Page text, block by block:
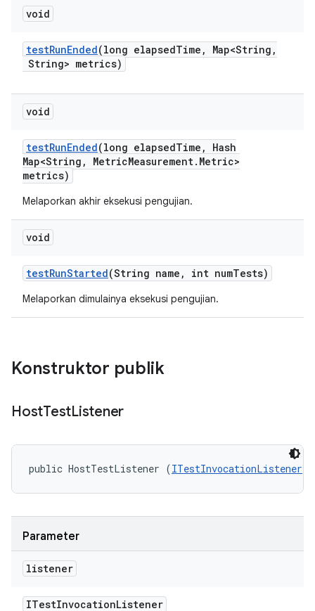
void
testRunEnded(long elapsedTime , Map<String ,
String> metrics)
void
testRunEnded(long elapsedTime ,
Hash
Map<String , MetricMeasurement. Metric>
metrics)
Melaporkan akhir eksekusi pengujian.
void
testRunStarted(String name , int numTests)
Melaporkan dimulainya eksekusi pengujian.
Konstruktor publik
HostTestListener
public HostTestListener (ITestInvocationListener
Parameter
listener
ITestInvocationListener